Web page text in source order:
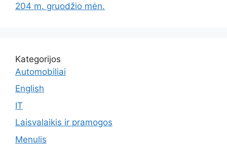
204 m. gruodžio mėn.
Kategorijos
Automobiliai
English
IT
Laisvalaikis ir pramogos
Menulis